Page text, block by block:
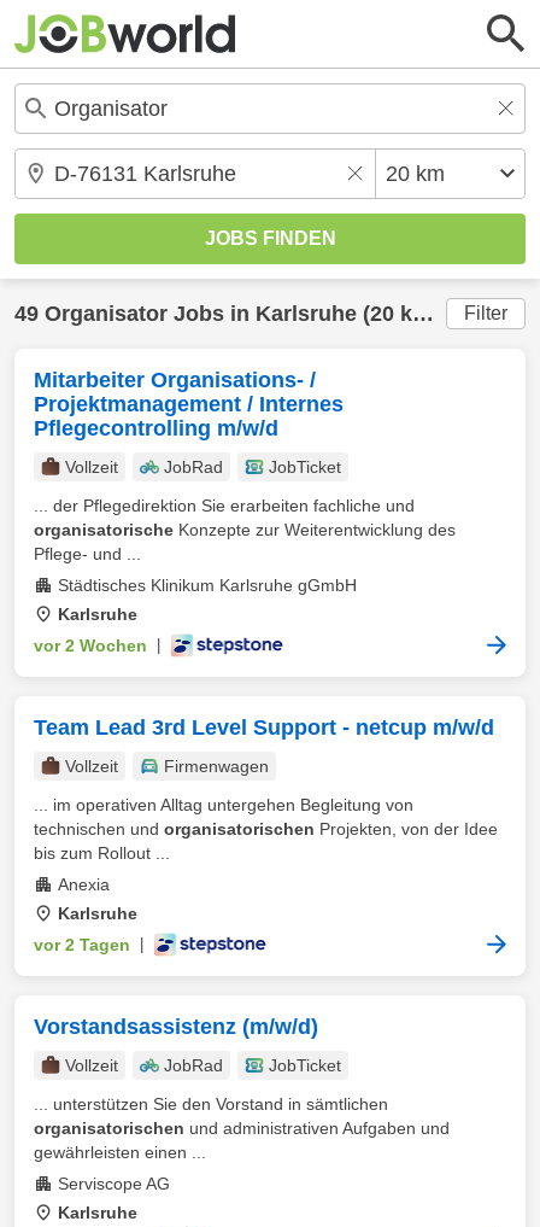
49 Organisator Jobs in Karlsruhe (20 km) gefunden Filter
Mitarbeiter Organisations- /
Projektmanagement / Internes
Pflegecontrolling m/w/d
Vollzeit JobRad
JobTicket
... der Pflegedirektion Sie erarbeiten fachliche und
organisatorische Konzepte zur Weiterentwicklung des
Pflege- und ...
Städtisches Klinikum Karlsruhe gGmbH
Karlsruhe
vor 2 Wochen
Team Lead 3rd Level Support - netcup m/w/d
Vollzeit
Firmenwagen
... im operativen Alltag untergehen Begleitung von
technischen und organisatorischen Projekten, von der Idee
bis zum Rollout ...
Anexia
Karlsruhe
vor 2 Tagen
Vorstandsassistenz (m/w/d)
Vollzeit JobRad
JobTicket
... unterstützen Sie den Vorstand in sämtlichen
organisatorischen und administrativen Aufgaben und
gewährleisten einen ...
Serviscope AG
Karlsruhe